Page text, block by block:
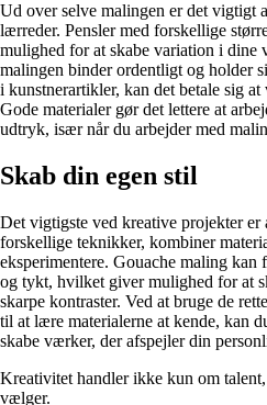
Ud over selve malingen er det vigtigt
lærreder. Pensler med forskellige
mulighed for at skabe variation i
malingen binder ordentligt og holder
i kunstnerartikler, kan det betale sig
Gode materialer gør det lettere at
udtryk, især når du arbejder med
Skab din egen stil
Det vigtigste ved kreative projekter
forskellige teknikker, kombiner
eksperimentere. Gouache maling kan
og tykt, hvilket giver mulighed for at
skarpe kontraster. Ved at bruge de
til at lære materialerne at kende, kan
skabe værker, der afspejler din
Kreativitet handler ikke kun om
vælger.